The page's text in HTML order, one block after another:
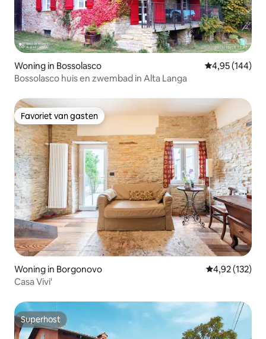
Woning in Bossolasco Gemiddelde
4,95 (144)
Bossolasco huis en zwembad in Alta Langa
Favoriet van gasten
Favoriet van gasten
Woning in Borgonovo Gemiddelde
4,92 (132)
Casa Vivi'
Superhost
Superhost